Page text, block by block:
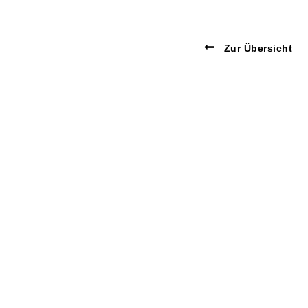
Zur Übersicht